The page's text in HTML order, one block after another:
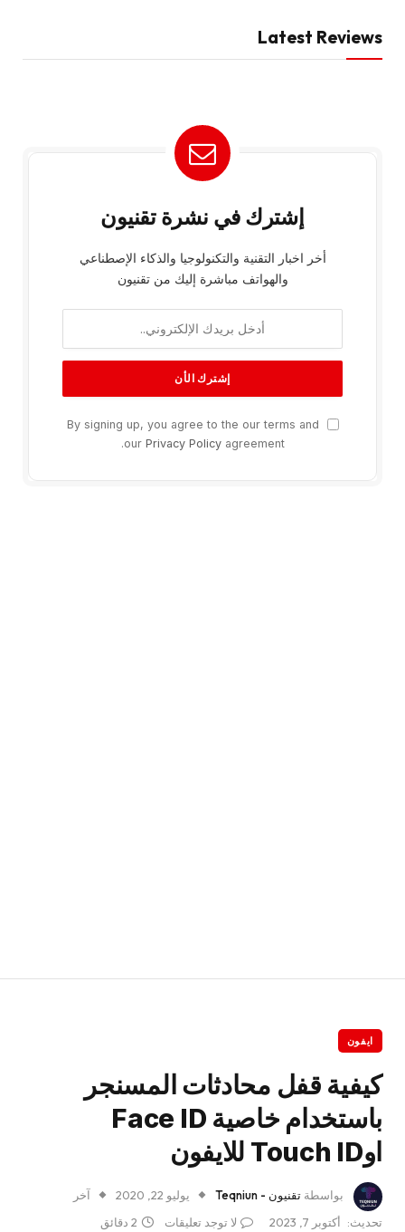
Latest Reviews
إشترك في نشرة تقنيون
أخر اخبار التقنية والتكنولوجيا والذكاء الإصطناعي
والهواتف مباشرة إليك من تقنيون
By signing up, you agree to the our terms and
our Privacy Policyagreement.
ايفون
كيفية قفل محادثات المسنجر
باستخدام خاصية Face ID
اوTouch ID للايفون
بواسطة تقنيون - Teqniun يوليو 22, 2020
آخر
تحديث:
أكتوبر 7, 2023 لا توجد تعليقات 2 دقائق